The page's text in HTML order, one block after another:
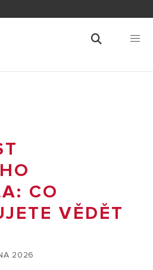
CO
VĚDĚT
2026